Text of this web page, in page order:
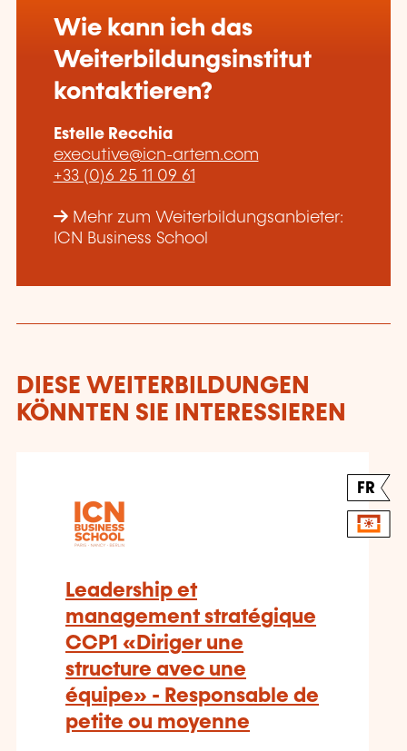
Wie kann ich das
Weiterbildungsinstitut
kontaktieren?
Estelle Recchia
executive@icn-artem.com
+33 (0)6 25 11 09 61
Mehr zum Weiterbildungsanbieter:
ICN Business School
DIESE WEITERBILDUNGEN
KÖNNTEN SIE INTERESSIEREN
FR
Leadership et
management stratégique
CCP1 «Diriger une
structure avec une
équipe» - Responsable de
petite ou moyenne